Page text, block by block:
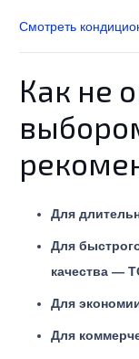
Смотреть
Как не
Для
Для
качества —
Для
Для